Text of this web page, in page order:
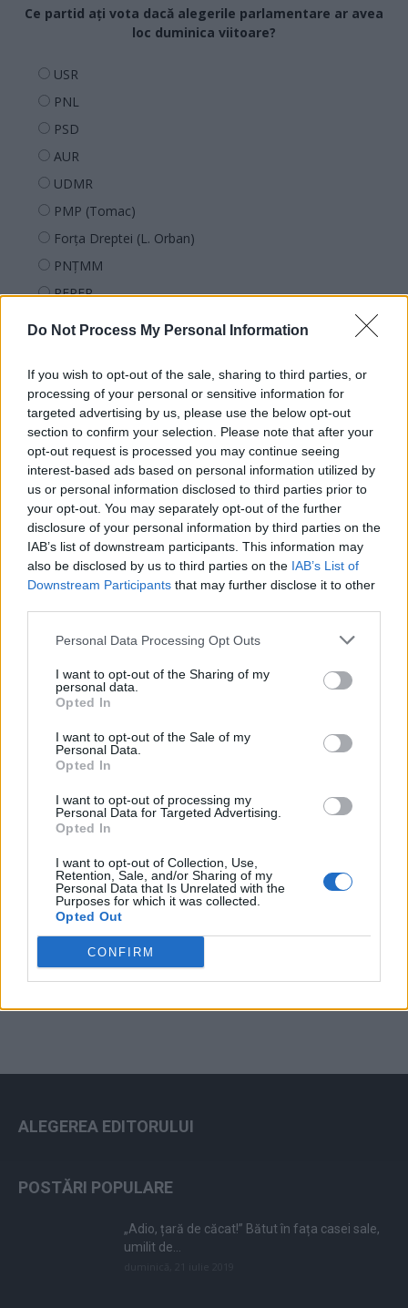
Do Not Process My Personal Information
If you wish to opt-out of the sale, sharing to third parties, or
processing of your personal or sensitive information for
targeted advertising by us, please use the below opt-out
section to confirm your selection. Please note that after your
opt-out request is processed you may continue seeing
interest-based ads based on personal information utilized by
us or personal information disclosed to third parties prior to
your opt-out. You may separately opt-out of the further
disclosure of your personal information by third parties on the
IAB’s list of downstream participants. This information may
also be disclosed by us to third parties on the IAB’s List of
Downstream Participants that may further disclose it to other
Personal Data Processing Opt Outs
I want to opt-out of the Sharing of my
personal data.
Opted In
I want to opt-out of the Sale of my
Personal Data.
Opted In
I want to opt-out of processing my
Personal Data for Targeted Advertising.
Opted In
I want to opt-out of Collection, Use,
Retention, Sale, and/or Sharing of my
Personal Data that Is Unrelated with the
Purposes for which it was collected.
Opted Out
CONFIRM
Ce partid ați vota dacă alegerile parlamentare ar avea
loc duminica viitoare?
USR
PNL
PSD
AUR
UDMR
PMP (Tomac)
Forța Dreptei (L. Orban)
PNȚMM
REPER
SENS
POT (Gavrilă)
PACE (Peia)
Acțiunea Conservatoare (Târziu)
PDF (Lazarus)
PUSL (D. Voiculescu)
PNȚCD (Pavelescu)
PNCR (Terheș)
Partidul Patrioților (Surugiu)
FAR (Coarnă)
Altul
Arhiva sondajelor
ad
ALEGEREA EDITORULUI
POSTĂRI POPULARE
„Adio, țară de căcat!” Bătut în fața casei sale,
umilit de...